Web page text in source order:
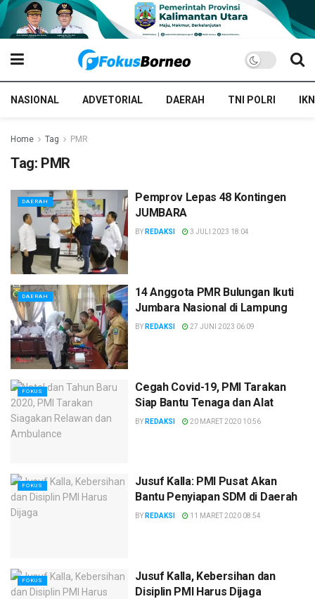
NASIONAL ADVETORIAL DAERAH TNI POLRI IKN
Home Tag PMR
Tag: PMR
DAERAH
Pemprov Lepas 48 Kontingen
JUMBARA
BY REDAKSI 3 JULI 2023 18:04
DAERAH
14 Anggota PMR Bulungan Ikuti
Jumbara Nasional di Lampung
BY REDAKSI 27 JUNI 2023 06:09
FOKUS
Cegah Covid-19, PMI Tarakan
Siap Bantu Tenaga dan Alat
BY REDAKSI 20 MARET 2020 10:56
FOKUS
Jusuf Kalla: PMI Pusat Akan
Bantu Penyiapan SDM di Daerah
BY REDAKSI 11 MARET 2020 08:54
FOKUS
Jusuf Kalla, Kebersihan dan
Disiplin PMI Harus Dijaga